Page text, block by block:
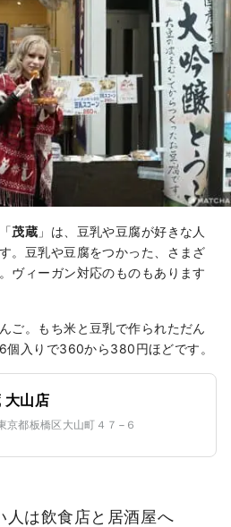
茂蔵 」は、豆乳や豆腐が好きな人
。豆乳や豆腐をつかった、さまざ
ヴィーガン対応のものもあります
ご。もち米と豆乳で作られただん
個入りで360から380円ほどです。
大山店
都板橋区大山町４７−６
人は飲食店と居酒屋へ